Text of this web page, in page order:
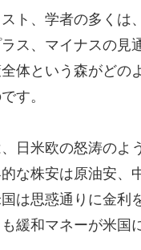
ト、学者の多くは
ス、マイナスの見
体という森がど
す。
日米欧の怒涛のよ
な株安は原油安、
は思惑通りに金
緩和マネーが米国